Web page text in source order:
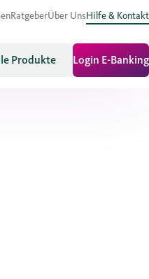
RatgeberÜber UnsHilfe & Kontakt
Produkte Login E-Banking